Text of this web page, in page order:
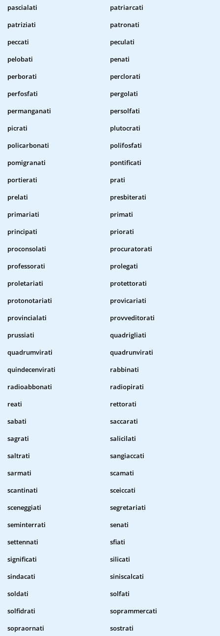
pascialati
patriarcati
patriziati
patronati
peccati
peculati
pelobati
penati
perborati
perclorati
perfosfati
pergolati
permanganati
persolfati
picrati
plutocrati
policarbonati
polifosfati
pomigranati
pontificati
portierati
prati
prelati
presbiterati
primariati
primati
principati
priorati
proconsolati
procuratorati
professorati
prolegati
proletariati
protettorati
protonotariati
provicariati
provincialati
provveditorati
prussiati
quadrigliati
quadrumvirati
quadrunvirati
quindecenvirati
rabbinati
radioabbonati
radiopirati
reati
rettorati
sabati
saccarati
sagrati
salicilati
saltrati
sangiaccati
sarmati
scamati
scantinati
sceiccati
sceneggiati
segretariati
seminterrati
senati
settennati
sfiati
significati
silicati
sindacati
siniscalcati
soldati
solfati
solfidrati
soprammercati
sopraornati
sostrati